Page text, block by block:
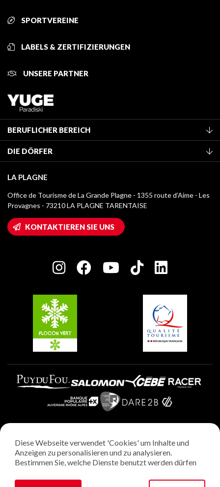
SPORTVEREINE
LABELS & ZERTIFIZIERUNGEN
UNSERE PARTNER
BERUFLICHER BEREICH
Mitglied des Fremdenverkehrsamtes werden
Klassifizierung von Möbeln
Kurtaxe
Mediathek
Logos La Plagne
Wifi-Zugang
Haus der Eigentümer
Charta der Engagierten Akteure
DIE DÖRFER
Montchavin - Les Coches
Champagny-en-Vanoise
Plagne 1800
Plagne Villages
Plagne Aime 2000
LA PLAGNE
Office de Tourisme de La Grande Plagne - 1355 route d’Aime - Les
Provagnes - 73210 LA PLAGNE TARENTAISE
KONTAKTIEREN SIE UNS
Rechtliche Hinweise
Datenschutzrichtlinie
Verwaltung von Cookies
Diese Webseite verwendet 'Cookies' um Inhalte und
Anzeigen zu personalisieren und zu analysieren.
Bestimmen Sie, welche Dienste benutzt werden dürfen